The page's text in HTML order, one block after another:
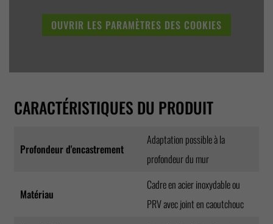
OUVRIR LES PARAMÈTRES DES COOKIES
CARACTÉRISTIQUES DU PRODUIT
Profondeur d'encastrement
Adaptation possible à la
profondeur du mur
Matériau
Cadre en acier inoxydable ou
PRV avec joint en caoutchouc